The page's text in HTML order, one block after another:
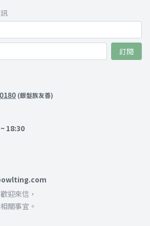
訂閱
(銀髮族友善)
18:30
迎來信，
關事宜。